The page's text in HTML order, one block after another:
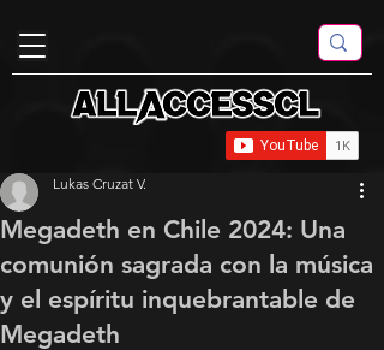
Megadeth en Chile 2024: Una
comunión sagrada con la música
y el espíritu inquebrantable de
Megadeth
Lukas Cruzat V.